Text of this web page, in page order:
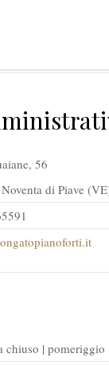
56
di Piave
chiuso |